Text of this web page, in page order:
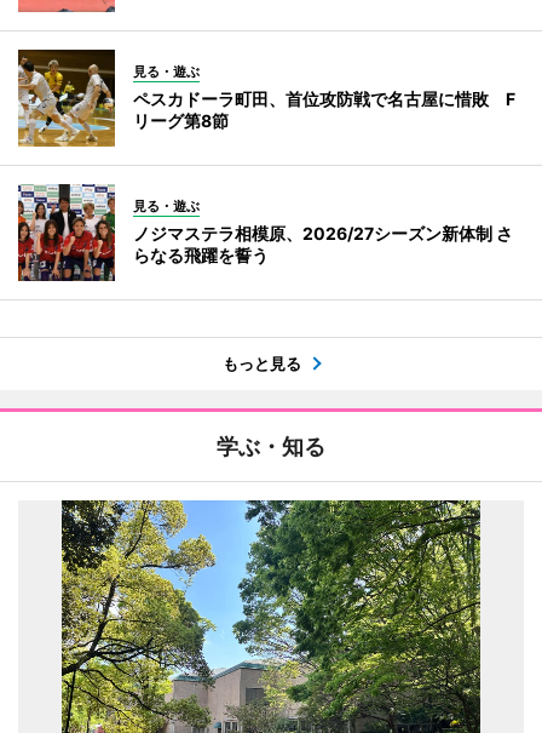
見る・遊ぶ
ペスカドーラ町田、首位攻防戦で名古屋に惜敗 F
リーグ第8節
見る・遊ぶ
ノジマステラ相模原、2026/27シーズン新体制 さ
らなる飛躍を誓う
もっと見る
学ぶ・知る